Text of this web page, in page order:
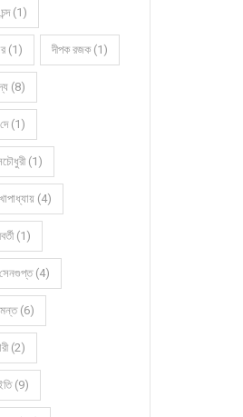
(1)
(1) দীপক রজক (1)
(8)
(1)
(1)
(4)
(1)
সেনগুপ্ত (4)
(6)
(2)
(9)